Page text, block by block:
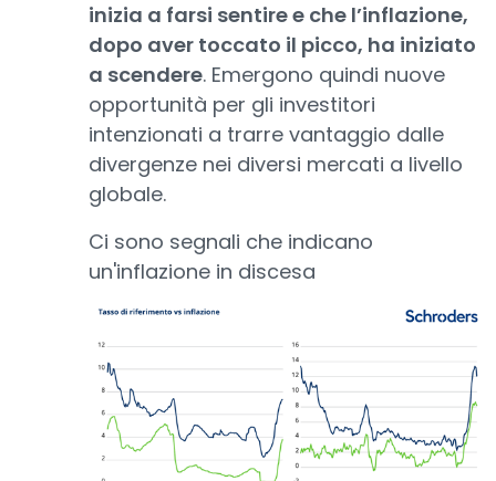
inizia a farsi sentire e che l’inflazione,
dopo aver toccato il picco, ha iniziato
a scendere. Emergono quindi nuove
opportunità per gli investitori
intenzionati a trarre vantaggio dalle
divergenze nei diversi mercati a livello
globale.
Ci sono segnali che indicano
un'inflazione in discesa